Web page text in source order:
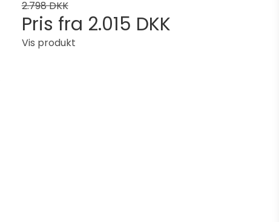
2.798 DKK
Pris fra 2.015 DKK
Vis produkt